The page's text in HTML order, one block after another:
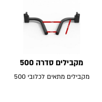
מקבילים סדרה 500
מקבילים מתאים לכלובי 500